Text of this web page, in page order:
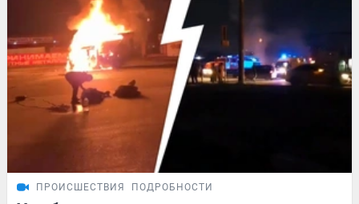
ПРОИСШЕСТВИЯ ПОДРОБНОСТИ